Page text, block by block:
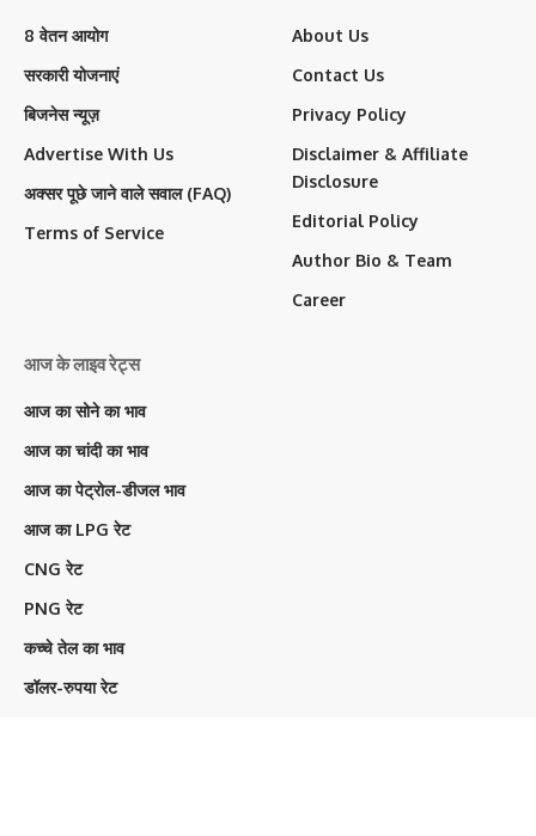
8 वेतन आयोग
सरकारी योजनाएं
बिजनेस न्यूज़
Advertise With Us
अक्सर पूछे जाने वाले सवाल (FAQ)
Terms of Service
About Us
Contact Us
Privacy Policy
Disclaimer & Affiliate
Disclosure
Editorial Policy
Author Bio & Team
Career
आज के लाइव रेट्स
आज का सोने का भाव
आज का चांदी का भाव
आज का पेट्रोल-डीजल भाव
आज का LPG रेट
CNG रेट
PNG रेट
कच्चे तेल का भाव
डॉलर-रुपया रेट